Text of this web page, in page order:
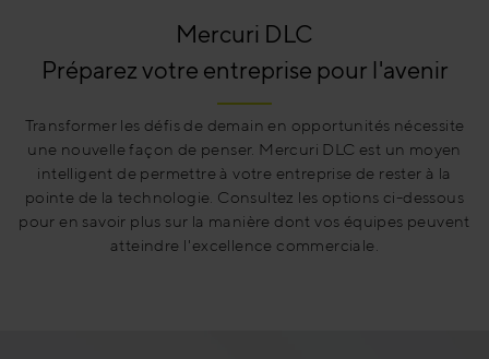
Mercuri DLC
Préparez votre entreprise pour l'avenir
Transformer les défis de demain en opportunités nécessite
une nouvelle façon de penser. Mercuri DLC est un moyen
intelligent de permettre à votre entreprise de rester à la
pointe de la technologie. Consultez les options ci-dessous
pour en savoir plus sur la manière dont vos équipes peuvent
atteindre l'excellence commerciale.